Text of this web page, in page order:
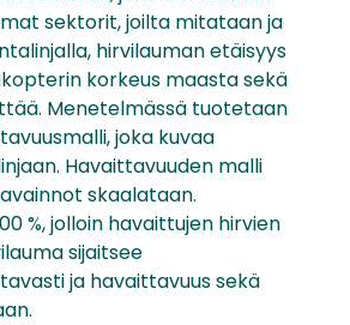
sektorit, joilta mitataan ja
hirvilauman etäisyys
korkeus maasta sekä
Menetelmässä tuotetaan
joka kuvaa
Havaittavuuden malli
skaalataan.
%, jolloin havaittujen hirvien
sijaitsee
ja havaittavuus sekä